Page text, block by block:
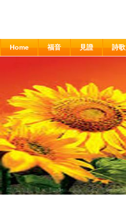
Home 福音 見證 詩歌